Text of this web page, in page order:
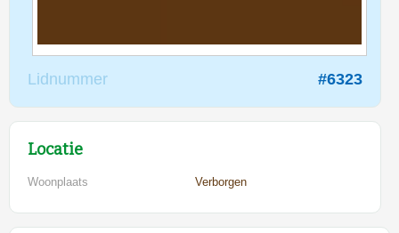
Lidnummer #6323
Locatie
Woonplaats Verborgen